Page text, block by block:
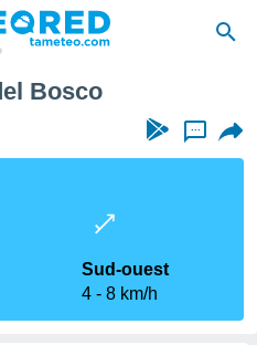
Bosco
...
Sud-ouest
4
8 km/h